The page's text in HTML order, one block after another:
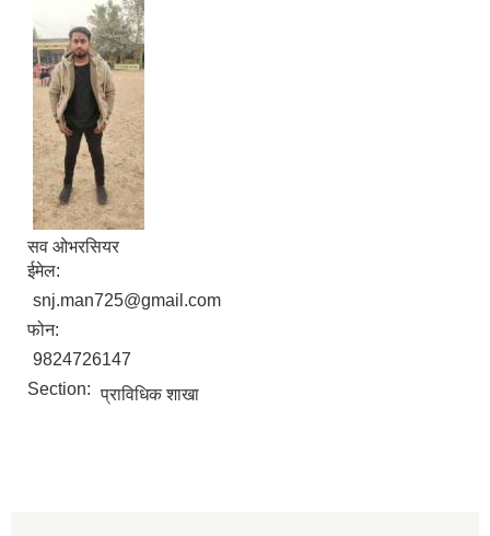
सव ओभरसियर
ईमेल:
snj.man725@gmail.com
फोन:
9824726147
Section: प्राविधिक शाखा